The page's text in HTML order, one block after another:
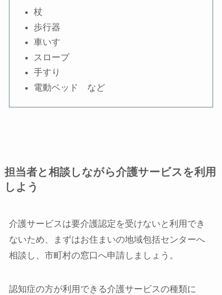
杖
歩行器
車いす
スロープ
手すり
電動ベッド など
担当者と相談しながら介護サービスを利用
しよう
介護サービスは要介護認定を受けないと利用でき
ないため、まずはお住まいの地域包括センターへ
相談し、市町村の窓口へ申請しましょう。
認知症の方が利用できる介護サービスの種類に